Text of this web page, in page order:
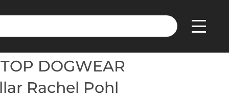
Rachel Pohl edition
DOGWEAR
Rachel Pohl